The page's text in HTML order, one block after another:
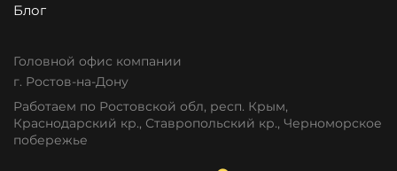
Блог
Головной офис компании
г. Ростов-на-Дону
Работаем по Ростовской обл, респ. Крым,
Краснодарский кр., Ставропольский кр., Черноморское
побережье